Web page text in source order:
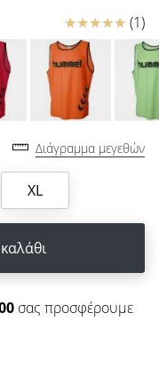
Κριτικές (1)
Διάγραμμα μεγεθών
XL
σας προσφέρουμε